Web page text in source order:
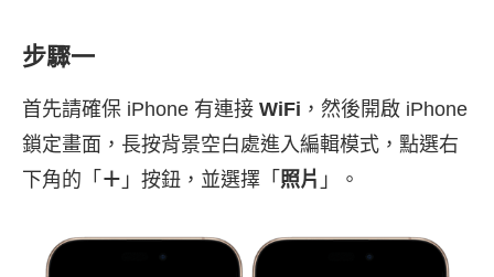
步驟一
首先請確保 iPhone 有連接 WiFi ，然後開啟 iPhone
鎖定畫面，長按背景空白處進入編輯模式，點選右
下角的「 ＋ 」按鈕，並選擇「 照片 」。